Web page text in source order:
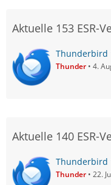
Aktuelle 153 ESR-
Thunderbird
Thunder 4.
Aktuelle 140 ESR-
Thunderbird
Thunder 22.